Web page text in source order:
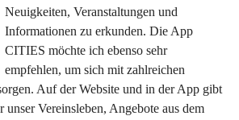
Neuigkeiten, Veranstaltungen und
Informationen zu erkunden. Die App
CITIES möchte ich ebenso sehr
empfehlen, um sich mit zahlreichen
Auf der Website und in der App gibt
unser Vereinsleben, Angebote aus dem